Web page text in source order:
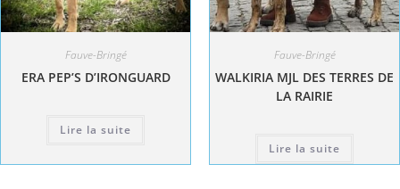
Fauve-Bringé
ERA PEP’S D’IRONGUARD
Lire la suite
Fauve-Bringé
WALKIRIA MJL DES TERRES DE
LA RAIRIE
Lire la suite